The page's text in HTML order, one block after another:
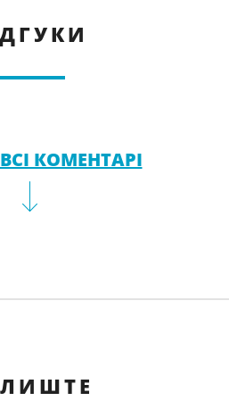
КОМЕНТАРІ